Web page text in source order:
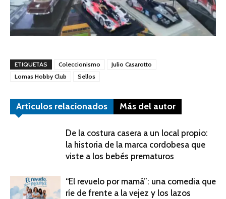
ETIQUETAS Coleccionismo
Julio Casarotto
Lomas Hobby Club
Sellos
Artículos relacionados Más del autor
De la costura casera a un local propio:
la historia de la marca cordobesa que
viste a los bebés prematuros
“El revuelo por mamá”: una comedia que
ríe de frente a la vejez y los lazos